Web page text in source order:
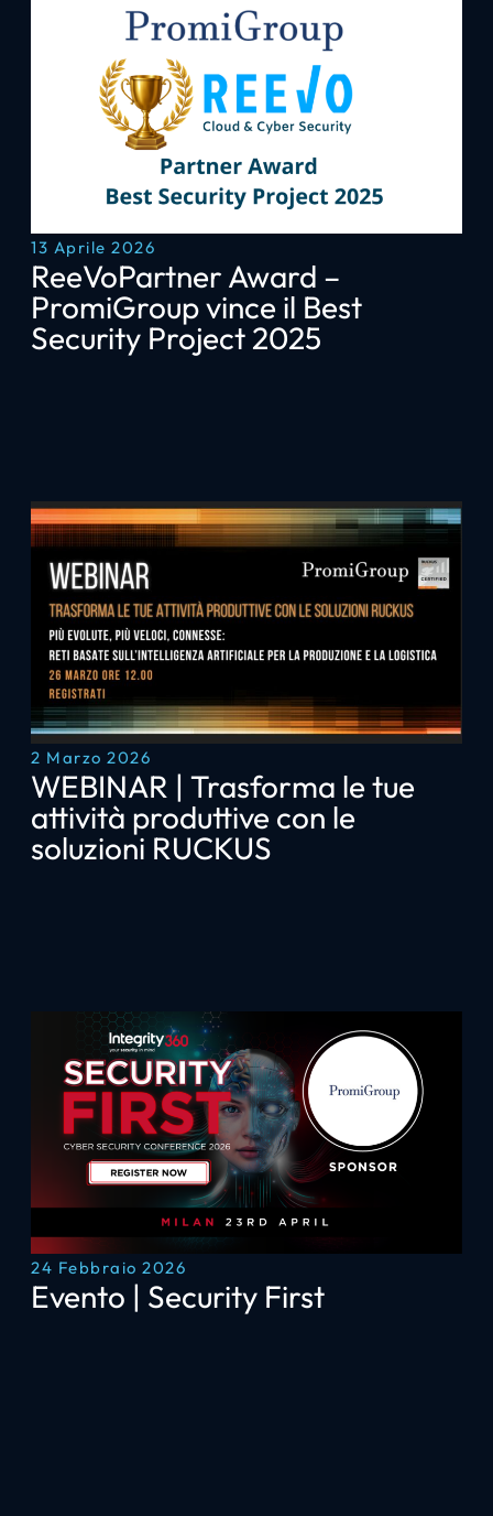
13 Aprile 2026
ReeVoPartner Award –
PromiGroup vince il Best
Security Project 2025
2 Marzo 2026
WEBINAR | Trasforma le tue
attività produttive con le
soluzioni RUCKUS
24 Febbraio 2026
Evento | Security First